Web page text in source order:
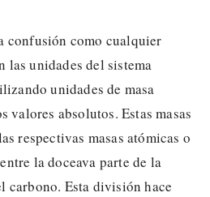
confusión como cualquier
las unidades del sistema
unidades de masa
valores absolutos. Estas masas
respectivas masas atómicas o
la doceava parte de la
carbono. Esta división hace